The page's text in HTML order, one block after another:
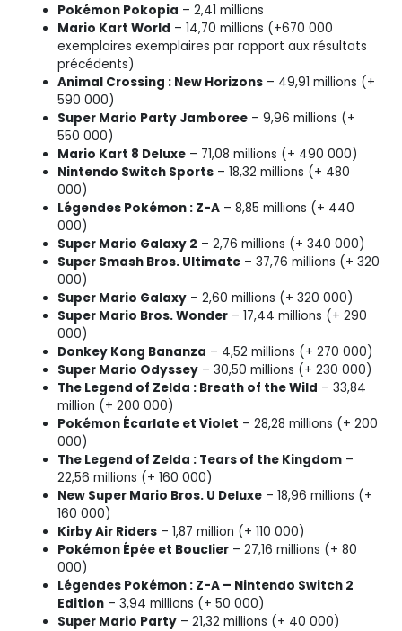
Pokémon Pokopia – 2,41 millions
Mario Kart World – 14,70 millions (+670 000
exemplaires exemplaires par rapport aux résultats
précédents)
Animal Crossing : New Horizons – 49,91 millions (+
590 000)
Super Mario Party Jamboree – 9,96 millions (+
550 000)
Mario Kart 8 Deluxe – 71,08 millions (+ 490 000)
Nintendo Switch Sports – 18,32 millions (+ 480
000)
Légendes Pokémon : Z-A – 8,85 millions (+ 440
000)
Super Mario Galaxy 2 – 2,76 millions (+ 340 000)
Super Smash Bros. Ultimate – 37,76 millions (+ 320
000)
Super Mario Galaxy – 2,60 millions (+ 320 000)
Super Mario Bros. Wonder – 17,44 millions (+ 290
000)
Donkey Kong Bananza – 4,52 millions (+ 270 000)
Super Mario Odyssey – 30,50 millions (+ 230 000)
The Legend of Zelda : Breath of the Wild – 33,84
million (+ 200 000)
Pokémon Écarlate et Violet – 28,28 millions (+ 200
000)
The Legend of Zelda : Tears of the Kingdom –
22,56 millions (+ 160 000)
New Super Mario Bros. U Deluxe – 18,96 millions (+
160 000)
Kirby Air Riders – 1,87 million (+ 110 000)
Pokémon Épée et Bouclier – 27,16 millions (+ 80
000)
Légendes Pokémon : Z-A – Nintendo Switch 2
Edition – 3,94 millions (+ 50 000)
Super Mario Party – 21,32 millions (+ 40 000)